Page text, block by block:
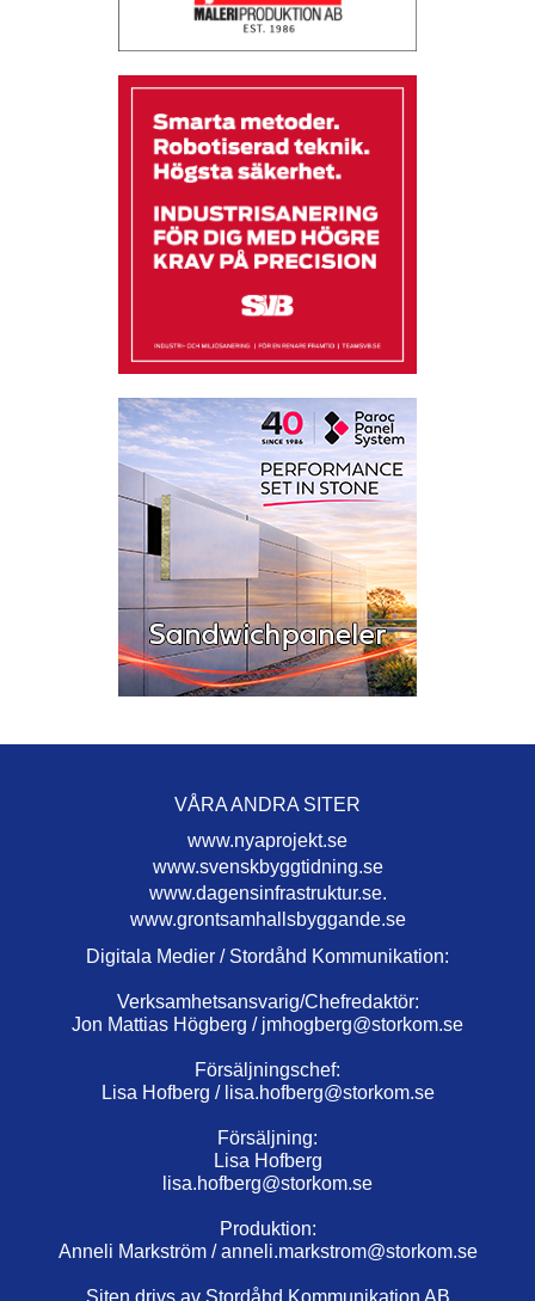
VÅRA ANDRA SITER
www.nyaprojekt.se
www.svenskbyggtidning.se
www.dagensinfrastruktur.se.
www.grontsamhallsbyggande.se
Digitala Medier / Stordåhd Kommunikation:
Verksamhetsansvarig/Chefredaktör:
Jon Mattias Högberg / jmhogberg@storkom.se
Försäljningschef:
Lisa Hofberg / lisa.hofberg@storkom.se
Försäljning:
Lisa Hofberg
lisa.hofberg@storkom.se
Produktion:
Anneli Markström /anneli.markstrom@storkom.se
Siten drivs av Stordåhd Kommunikation AB